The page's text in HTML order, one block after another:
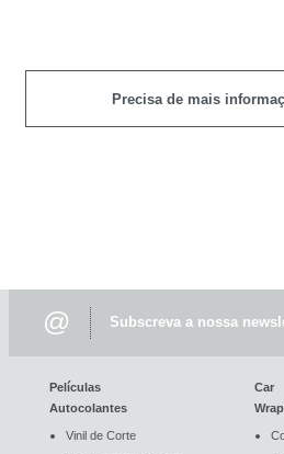
Precisa de mais
@ Subscreva a nossa
Películas
Autocolantes
Vinil de Corte
Car